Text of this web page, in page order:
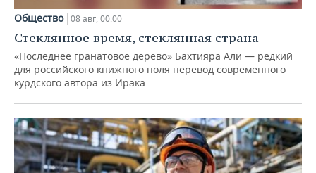
Общество 08 авг, 00:00
Стеклянное время, стеклянная страна
«Последнее гранатовое дерево» Бахтияра Али — редкий
для российского книжного поля перевод современного
курдского автора из Ирака